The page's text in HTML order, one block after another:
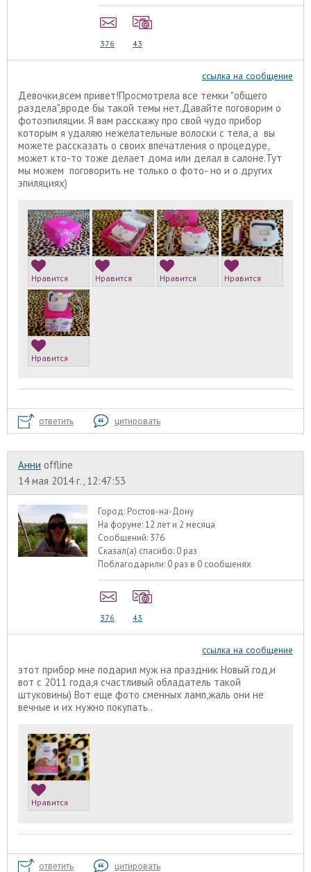
376 43
ссылка на сообщение
Девочки,всем привет!Просмотрела все темки "общего
раздела",вроде бы такой темы нет.Давайте поговорим о
фотоэпиляции. Я вам расскажу про свой чудо прибор
которым я удаляю нежелательные волоски с тела, а вы
можете рассказать о своих впечатления о процедуре,
может кто-то тоже делает дома или делал в салоне.Тут
мы можем поговорить не только о фото- но и о других
эпиляциях)
Нравится Нравится Нравится Нравится
Нравится
ответить цитировать
Анни offline
14 мая 2014 г., 12:47:53
Город: Ростов-на-Дону
На форуме:12 лет и 2 месяца
Сообщений: 376
Сказал(а) спасибо: 0 раз
Поблагодарили: 0 раз в 0 сообщенях
376 43
ссылка на сообщение
этот прибор мне подарил муж на праздник Новый год,и
вот с 2011 года,я счастливый обладатель такой
штуковины) Вот еще фото сменных ламп,жаль они не
вечные и их нужно покупать..
Нравится
ответить цитировать